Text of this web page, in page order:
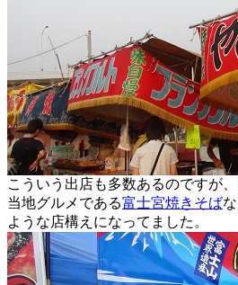
こういう出店も多数あるのですが
当地グルメである富士宮焼きそば
ような店構えになってました。